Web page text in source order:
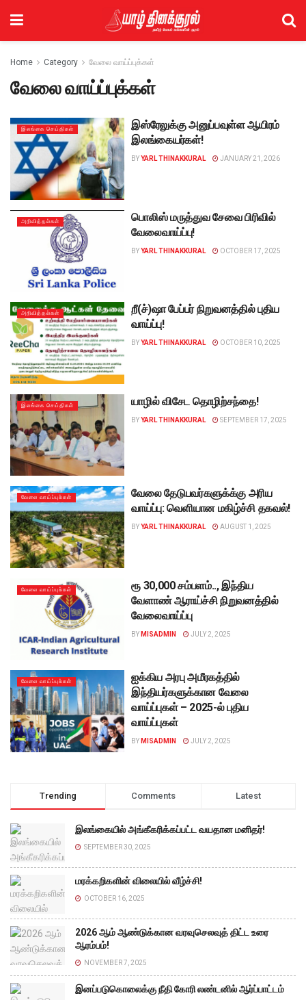
Home Category வேலை வாய்ப்புக்கள்
வேலை வாய்ப்புக்கள்
இலங்கை செய்திகள்
இஸ்ரேலுக்கு அனுப்பவுள்ள ஆயிரம்
இலங்கையர்கள்!
BYYARL THINAKKURAL JANUARY 21, 2026
அறிவித்தல்கள்
பொலிஸ் மருத்துவ சேவை பிரிவில்
வேலைவாய்ப்பு!
BYYARL THINAKKURAL OCTOBER 17, 2025
அறிவித்தல்கள்
றீ(ச்)ஷா பேப்பர் நிறுவனத்தில் புதிய
வாய்ப்பு!
BYYARL THINAKKURAL OCTOBER 10, 2025
இலங்கை செய்திகள் யாழில் விசேட தொழிற்சந்தை!
BYYARL THINAKKURAL SEPTEMBER 17, 2025
வேலை வாய்ப்புக்கள்
வேலை தேடுபவர்களுக்க்கு அரிய
வாய்ப்பு: வெளியான மகிழ்ச்சி தகவல்!
BYYARL THINAKKURAL AUGUST 1, 2025
வேலை வாய்ப்புக்கள்
ரூ 30,000 சம்பளம்.., இந்திய
வேளாண் ஆராய்ச்சி நிறுவனத்தில்
வேலைவாய்ப்பு
BY MISADMIN JULY 2, 2025
வேலை வாய்ப்புக்கள்
ஐக்கிய அரபு அமீரகத்தில்
இந்தியர்களுக்கான வேலை
வாய்ப்புகள் – 2025-ல் புதிய
வாய்ப்புகள்
BY MISADMIN JULY 2, 2025
Trending Comments Latest
இலங்கையில் அங்கீகரிக்கப்பட்ட வயதான மனிதர்!
SEPTEMBER 30, 2025
மரக்கறிகளின் விலையில் வீழ்ச்சி!
OCTOBER 16, 2025
2026 ஆம் ஆண்டுக்கான வரவுசெலவுத் திட்ட உரை
ஆரம்பம்!
NOVEMBER 7, 2025
இனப்படுகொலைக்கு நீதி கோரி லண்டனில் ஆர்ப்பாட்டம்